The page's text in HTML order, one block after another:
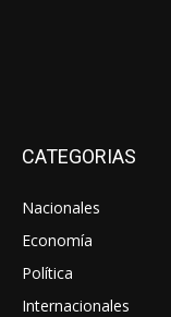
CATEGORIAS
Nacionales
Economía
Política
Internacionales